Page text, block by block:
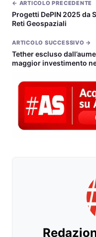
← ARTICOLO PRECEDENTE
Progetti DePIN 2025 da
Reti Geospaziali
ARTICOLO SUCCESSIVO →
Tether escluso
maggior investimento